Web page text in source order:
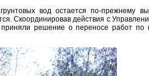
вод остается по-прежнему
Скоординировав действия с
решение о переносе работ по